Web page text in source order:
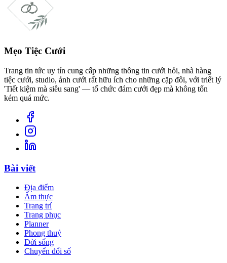
Mẹo Tiệc Cưới
Trang tin tức uy tín cung cấp những thông tin cưới hỏi, nhà hàng
tiệc cưới, studio, ảnh cưới rất hữu ích cho những cặp đôi, với triết lý
'Tiết kiệm mà siêu sang' — tổ chức đám cưới đẹp mà không tốn
kém quá mức.
Bài viết
Địa điểm
Ẩm thực
Trang trí
Trang phục
Planner
Phong thuỷ
Đời sống
Chuyển đổi số